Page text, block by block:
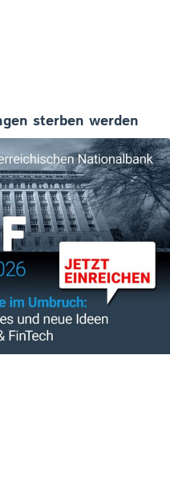
sterben werden